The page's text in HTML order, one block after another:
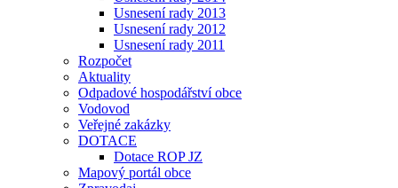
Usnesení rady 2013
Usnesení rady 2012
Usnesení rady 2011
Rozpočet
Aktuality
Odpadové hospodářství obce
Vodovod
Veřejné zakázky
DOTACE
Dotace ROP JZ
Mapový portál obce